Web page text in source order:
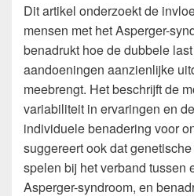
Dit artikel onderzoekt de
mensen met het Asperger-
benadrukt hoe de dubbele
aandoeningen aanzienlijke
meebrengt. Het beschrijft de
variabiliteit in ervaringen en
individuele benadering voor
suggereert ook dat
spelen bij het verband tussen
Asperger-syndroom, en